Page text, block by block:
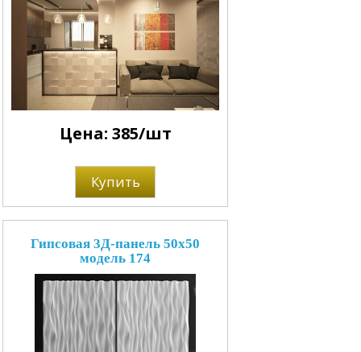
Цена: 385/шт
Купить
Гипсовая 3Д-панель 50x50
модель 174